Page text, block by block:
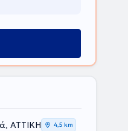
ΑΤΤΙΚΗ 4,5 km